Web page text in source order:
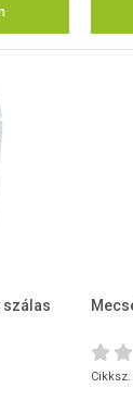
szálas
Cikksz.